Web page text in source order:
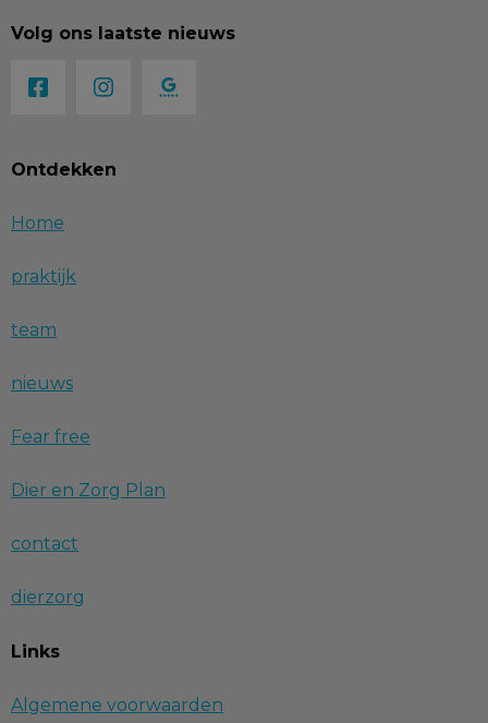
Ontdekken
Home
praktijk
team
nieuws
Fear free
Dier en Zorg Plan
contact
dierzorg
Links
Algemene voorwaarden
Volg ons laatste nieuws